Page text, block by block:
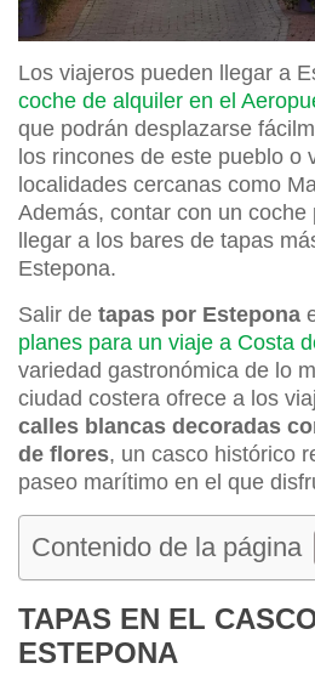
Los viajeros pueden llegar a
coche de alquiler en el
que podrán desplazarse
los rincones de este pueblo o
localidades cercanas como
Además, contar con un coche
llegar a los bares de tapas
Estepona.
Salir de tapas por Estepona
planes para un viaje a Costa
variedad gastronómica de lo
ciudad costera ofrece a los
calles blancas decoradas
de flores, un casco histórico
paseo marítimo en el que
Contenido de la página
TAPAS EN EL
ESTEPONA